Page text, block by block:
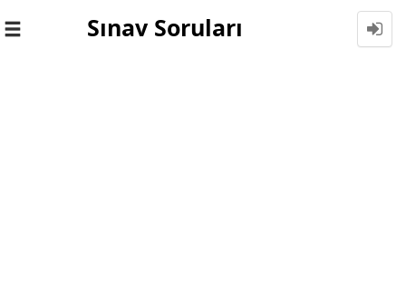
Toggle
Sınav Soruları